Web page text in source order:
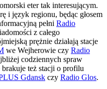
eter tak interesującym.
i język regionu, będąc głosem
pełni Radio
z całego
prężnie działają stacje
we Wejherowie czy Radio
codziennych spraw
też stacji o profilu
Gdansk czy Radio Glos.